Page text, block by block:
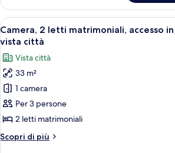
2
letti
matrimoniali,
vista
Apri
tutte
le
foto
per
Camera,
2
letti
matrimoniali,
accesso
Una
6
Camera, 2 letti matrimoniali, accesso
vista città
Vista città
33 m²
1 camera
Per 3 persone
2 letti matrimoniali
Scopri di più
Altri